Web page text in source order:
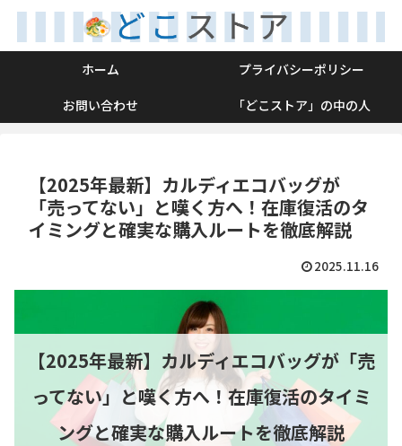
ホーム
プライバシーポリシー
お問い合わせ
「どこストア」の中の人
【2025年最新】カルディエコバッグが
「売ってない」と嘆く方へ！在庫復活のタ
イミングと確実な購入ルートを徹底解説
2025.11.16
【2025年最新】カルディエコバッグが「売
ってない」と嘆く方へ！在庫復活のタイミ
ングと確実な購入ルートを徹底解説